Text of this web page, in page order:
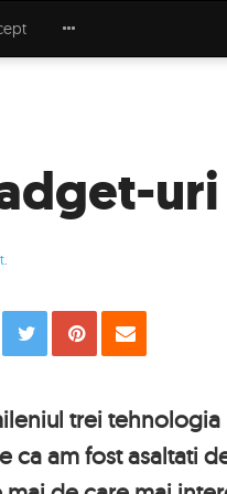
uri
Distribuie
Tweet Pin
trei tehnologia
ca am fost asaltati